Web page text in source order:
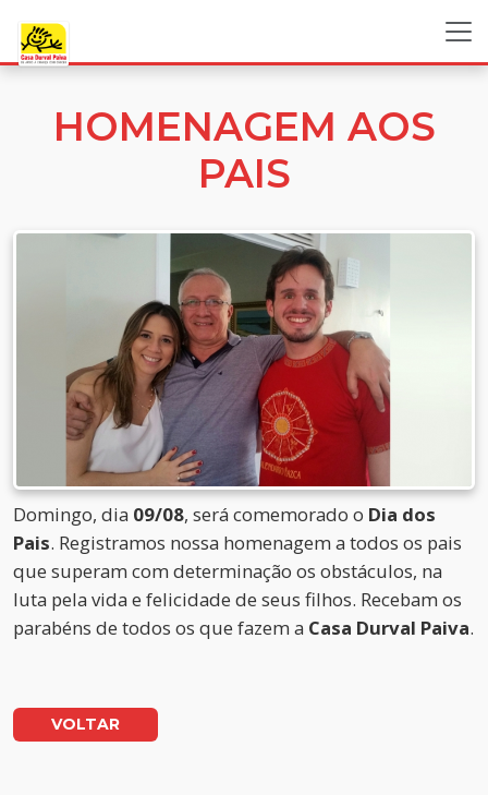
HOMENAGEM AOS
PAIS
Domingo, dia 09/08, será comemorado o Dia dos
Pais. Registramos nossa homenagem a todos os pais
que superam com determinação os obstáculos, na
luta pela vida e felicidade de seus filhos. Recebam os
parabéns de todos os que fazem a Casa Durval Paiva.
VOLTAR